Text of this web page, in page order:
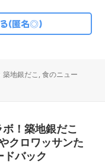
る(匿名◎)
カ
築地銀だこ,食のニュー
！築地銀だこ
クロワッサンた
ドバック